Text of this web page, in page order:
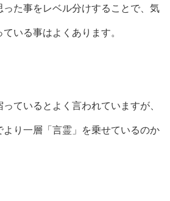
った事をレベル分けすることで、気
いる事はよくあります。
ているとよく言われていますが、
り一層「言霊」を乗せているのか